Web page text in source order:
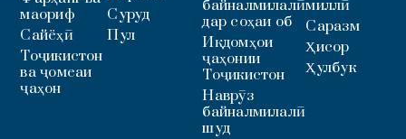
маориф
Сайёҳӣ
Тоҷикистон
ва ҷомеаи
ҷаҳон
Суруд
Пул
байналмилалӣ
дар соҳаи об
Иқдомҳои
ҷаҳонии
Тоҷикистон
Наврӯз
байналмилалӣ
шуд
миллӣ
Саразм
Ҳисор
Ҳулбук